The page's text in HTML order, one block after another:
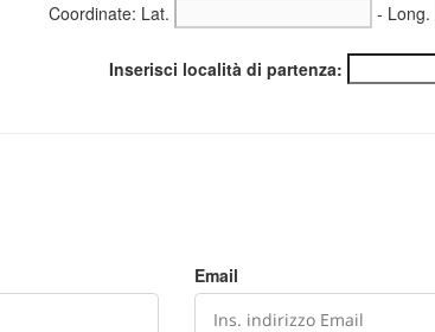
Coordinate: Lat. - Long.
Inserisci località di partenza:
Email